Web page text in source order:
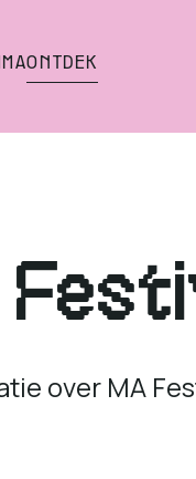
ONTDEK
over MA